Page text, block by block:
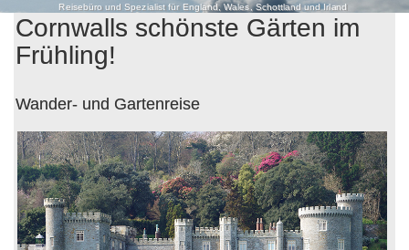
Reisebüro und Spezialist für England, Wales, Schottland und Irland
Cornwalls schönste Gärten im
Frühling!
Wander- und Gartenreise